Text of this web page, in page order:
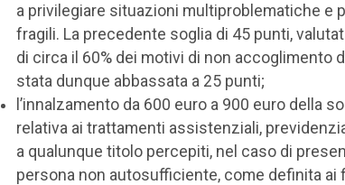
a privilegiare situazioni multiproblematiche e
fragili. La precedente soglia di 45 punti,
di circa il 60% dei motivi di non accoglimento
stata dunque abbassata a 25 punti;
l’innalzamento da 600 euro a 900 euro della
relativa ai trattamenti assistenziali,
a qualunque titolo percepiti, nel caso di
persona non autosufficiente, come definita ai